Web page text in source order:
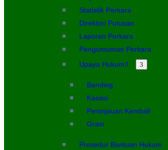
Statistik Perkara
Direktori Putusan
Laporan Perkara
Pengumuman Perkara
Upaya Hukum
Banding
Kasasi
Peninjauan Kembali
Grasi
Prosedur Bantuan Hukum